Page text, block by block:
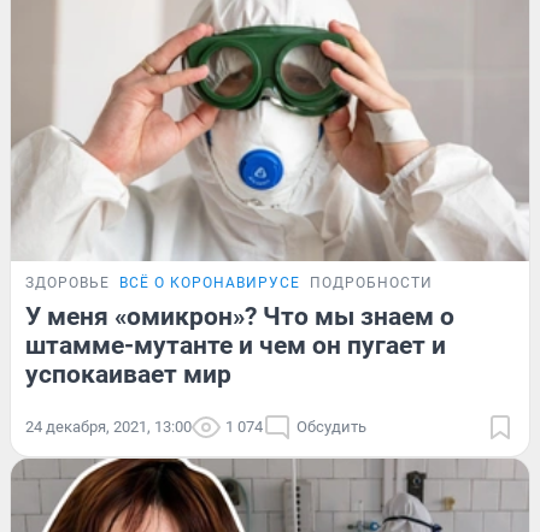
ЗДОРОВЬЕ ВСЁ О КОРОНАВИРУСЕ ПОДРОБНОСТИ
У меня «омикрон»? Что мы знаем о
штамме-мутанте и чем он пугает и
успокаивает мир
24 декабря, 2021, 13:00 1 074 Обсудить